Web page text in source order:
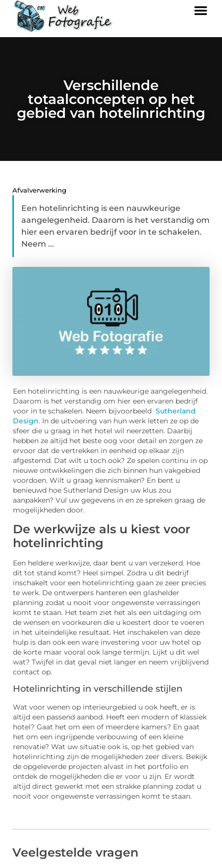
Verschillende
totaalconcepten op het
gebied van hotelinrichting
Afvalverwerking
Een hotelinrichting is een nauwkeurige
aangelegenheid. Daarom is het verstandig om
hier een ervaren bedrijf voor in te schakelen.
Neem ...
Een hotelinrichting is een nauwkeurige aangelegenheid.
Daarom is het verstandig om hier een ervaren bedrijf
voor in te schakelen. Neem bijvoorbeeld Sutherland
Design. In de uitvoering van hun werk letten ze op de
sfeer die u graag in het hotel wil neerzetten. Daarbij
hebben ze altijd het beste oog voor detail en zorgen ze
ervoor dat de vertrekken in eenheid op elkaar zijn
afgestemd. Dat wilt u toch ook? Ze spelen continu in op
nieuwe ontwikkelingen die zich binnen hun vakgebied
voordoen. Wilt u graag kennismaken? En bent u
benieuwd hoe Sutherland Design uw klus zou
aanpakken? Vul uw gegevens in en ze spreken graag de
mogelijkheden door.
De werkwijze als u kiest voor
hotelinrichting
Een heldere werkwijze, daar bent u van verzekerd. Hoe
dit tot stand komt? Heel simpel. Zodra u dit bedrijf
inschakelt voor een hotelinrichting gaan ze zeer precies
te werk. De ontwerpers hanteren een glashelder
planning zodat u nooit voor ongewenste verrassingen
komt te staan. Het team ziet het als een uitdaging om
de wensen en voorkeuren die u koestert door te voeren
in het uiteindelijke resultaat. Het inschakelen van deze
hulp is dan ook een ware investering voor uw hotel op
de korte maar vooral ook lange termijn. Lijkt u dit wel
wat? Twijfel in dat geval niet langer en neem vrijblijvend
contact op.
Hotelinrichting in verschillende stijlen
Wat voor wenen op interieurgebied u ook heeft, er is
altijd een passend aanbod. Heeft een modern of klassiek
hotel? Gaat het om een of meerdere kamers? En gaat
het om een ingrijpende verbouwing of een kleine
renovatie? Wat uw situatie ook is, op het gebied van
hotelinrichting zijn de mogelijkheden zeer divers. Bekijk
de opgeleverde projecten alvast in het portfolio en
ontdek de mogelijkheden die er voor u zijn. Er wordt
altijd direct gewerkt met een strakke planning zodat u
nooit voor ongewenste verrassingen komt te staan.
Veelgestelde vragen